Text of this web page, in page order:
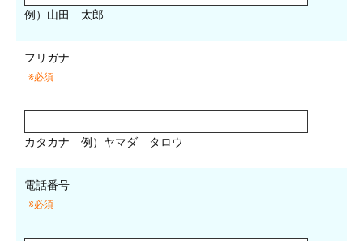
例）山田 太郎
フリガナ
※必須
カタカナ 例）ヤマダ タロウ
電話番号
※必須